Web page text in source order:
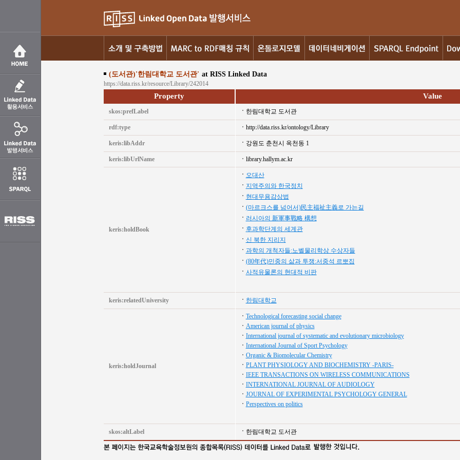
(도서관)'한림대학교 도서관' at RISS Linked Data
https://data.riss.kr/resource/Library/242014
Property Value
skos:prefLabel 한림대학교 도서관
rdf:type http://data.riss.kr/ontology/Library
keris:libAddr 강원도 춘천시 옥천동 1
keris:libUrlName library.hallym.ac.kr
keris:holdBook
오대산
지역주의와 한국정치
현대무용감상법
(마르크스를 넘어서)民主福祉主義로 가는길
러시아의 新軍事戰略 構想
후과학단계의 세계관
신 북한 지리지
과학의 개척자들:노벨물리학상 수상자들
(80年代)민중의 삶과 투쟁:서중석 르뽀집
사적유물론의 현대적 비판
keris:relatedUniversity 한림대학교
keris:holdJournal
Technological forecasting social change
American journal of physics
International journal of systematic and evolutionary microbiology
International Journal of Sport Psychology
Organic & Biomolecular Chemistry
PLANT PHYSIOLOGY AND BIOCHEMISTRY -PARIS-
IEEE TRANSACTIONS ON WIRELESS COMMUNICATIONS
INTERNATIONAL JOURNAL OF AUDIOLOGY
JOURNAL OF EXPERIMENTAL PSYCHOLOGY GENERAL
Perspectives on politics
skos:altLabel 한림대학교 도서관